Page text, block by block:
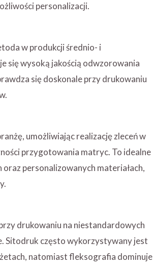
personalizacji.
w produkcji średnio- i
się wysoką jakością odwzorowania
się doskonale przy drukowaniu
umożliwiając realizację zleceń w
przygotowania matryc. To idealne
oraz personalizowanych materiałach,
drukowaniu na niestandardowych
Sitodruk często wykorzystywany jest
natomiast fleksografia dominuje